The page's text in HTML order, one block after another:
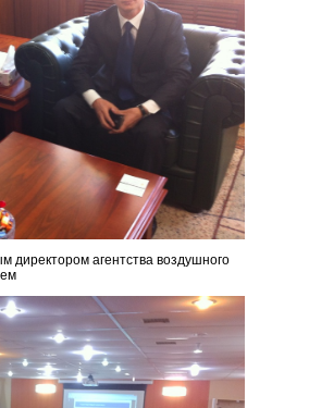
директором агентства воздушного